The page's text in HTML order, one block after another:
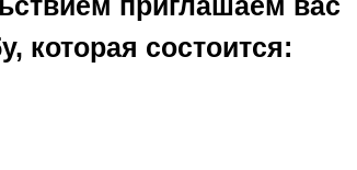
которая состоится: